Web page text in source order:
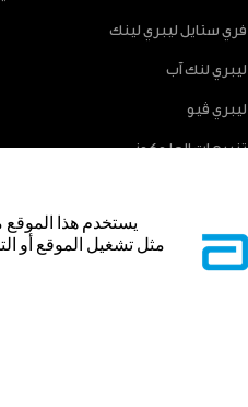
فري ستايل ليبري لينك
ليبري لنك آب
ليبري ڤيو
تنبيهات الجلوكوز
يستخدم هذا
مثل تشغيل الموقع أو